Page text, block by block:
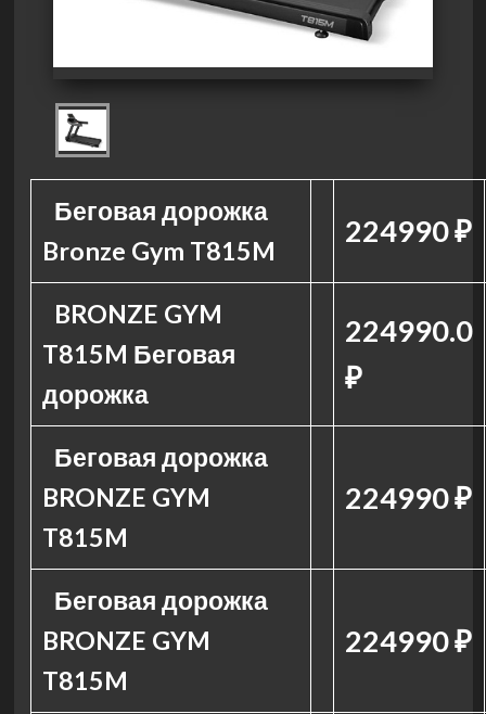
Беговая дорожка
Bronze Gym T815M
224990 ₽
BRONZE GYM
T815M Беговая
дорожка
224990.0
₽
Беговая дорожка
BRONZE GYM
T815M
224990 ₽
Беговая дорожка
BRONZE GYM
T815M
224990 ₽